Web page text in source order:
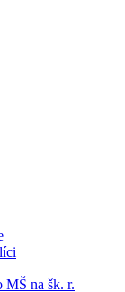
MŠ na šk. r.